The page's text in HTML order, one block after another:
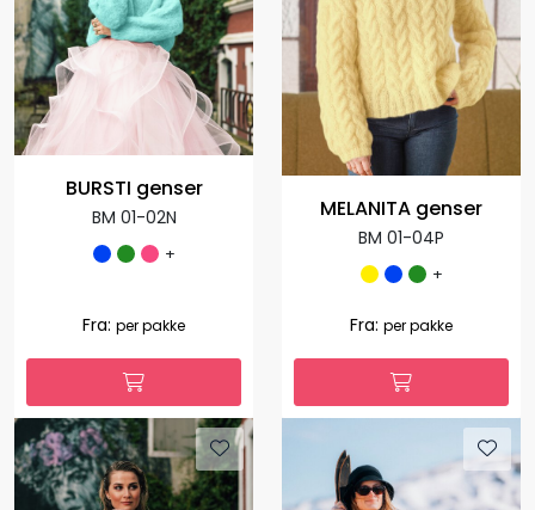
BURSTI genser
BM 01-02N
+
Fra: per pakke
MELANITA genser
BM 01-04P
+
Fra: per pakke